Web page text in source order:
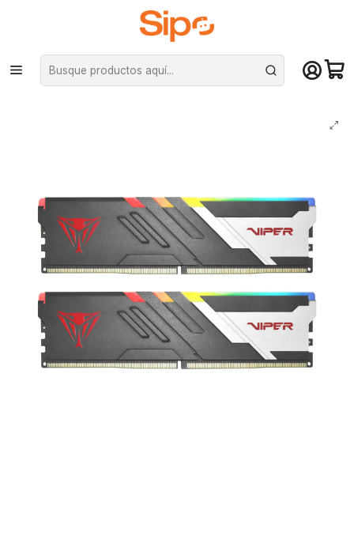
¡Compra hasta mediodía y recibe hoy! De lunes a sábado en el gran
Santiago. Envío gratis desde $29.990
Inicio Componentes PC Ram DDR5 Pc Escritorio
Kit Ram Patriot Viper Venom RGB DDR5 32GB (2x16GB) 5600MHz